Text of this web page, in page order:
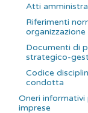
Atti
Riferimenti
Documenti di
strategico-
Codice
condotta
Oneri
imprese